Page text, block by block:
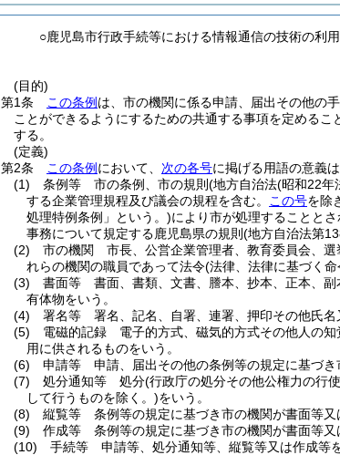
○鹿児島市行政手続等における情報通信の技術の利
(目的)
第1条
この条例 は、市の機関に係る申請、届出その他の
ことができるようにするための共通する事項を定める
する。
(定義)
第2条
この条例 において、 次の各号に掲げる用語の意義は
(1)
条例等 市の条例、市の規則 (地方自治法(昭和22年
する企業管理規程及び議会の規程を含む。
この号を除
処理特例条例」という。)により市が処理することと
事務について規定する鹿児島県の規則 (地方自治法第
(2)
市の機関 市長、公営企業管理者、教育委員会、選
れらの機関の職員であって法令(法律、法律に基づく命
(3)
書面等 書面、書類、文書、謄本、抄本、正本、副
有体物をいう。
(4)
署名等 署名、記名、自署、連署、押印その他氏名
(5)
電磁的記録 電子的方式、磁気的方式その他人の
用に供されるものをいう。
(6)
申請等 申請、届出その他の条例等の規定に基づき
(7)
処分通知等 処分(行政庁の処分その他公権力の行
して行うものを除く。)をいう。
(8)
縦覧等 条例等の規定に基づき市の機関が書面等又
(9)
作成等 条例等の規定に基づき市の機関が書面等又
(10)
手続等 申請等、処分通知等、縦覧等又は作成等を